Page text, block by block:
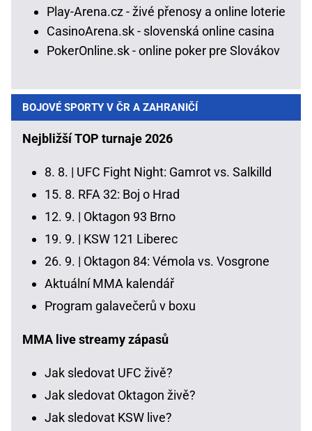
Play-Arena.cz - živé přenosy a online loterie
CasinoArena.sk - slovenská online casina
PokerOnline.sk - online poker pre Slovákov
BOJOVÉ SPORTY V ČR A ZAHRANIČÍ
Nejbližší TOP turnaje 2026
8. 8. | UFC Fight Night: Gamrot vs. Salkilld
15. 8. RFA 32: Boj o Hrad
12. 9. | Oktagon 93 Brno
19. 9. | KSW 121 Liberec
26. 9. | Oktagon 84: Vémola vs. Vosgrone
Aktuální MMA kalendář
Program galavečerů v boxu
MMA live streamy zápasů
Jak sledovat UFC živě?
Jak sledovat Oktagon živě?
Jak sledovat KSW live?